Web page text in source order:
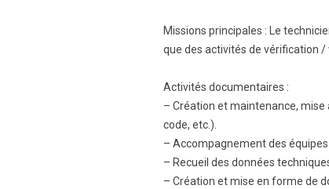
Missions principales : Le
que des activités de vérification
Activités documentaires :
– Création et maintenance,
code, etc.).
– Accompagnement des
– Recueil des données
– Création et mise en forme de